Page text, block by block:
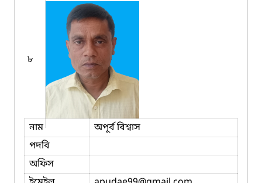
৮
নাম
অপূর্ব বিশ্বাস
পদবি
অফিস